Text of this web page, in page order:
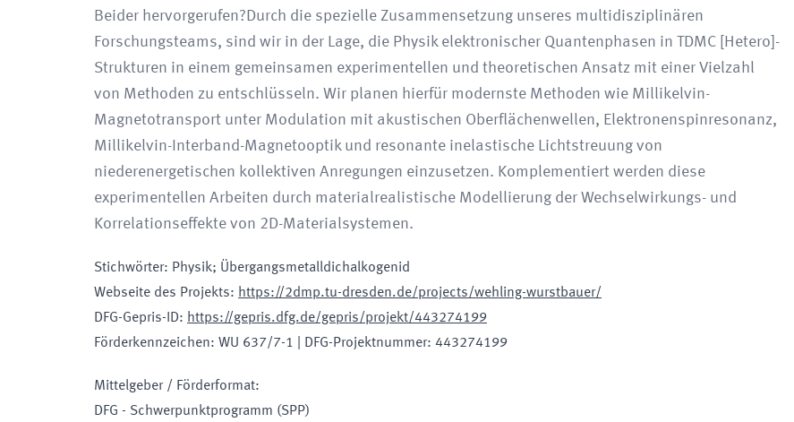
Beider hervorgerufen?Durch die spezielle Zusammensetzung unseres multidisziplinären
Forschungsteams, sind wir in der Lage, die Physik elektronischer Quantenphasen in TDMC [Hetero]-
Strukturen in einem gemeinsamen experimentellen und theoretischen Ansatz mit einer Vielzahl
von Methoden zu entschlüsseln. Wir planen hierfür modernste Methoden wie Millikelvin-
Magnetotransport unter Modulation mit akustischen Oberflächenwellen, Elektronenspinresonanz,
Millikelvin-Interband-Magnetooptik und resonante inelastische Lichtstreuung von
niederenergetischen kollektiven Anregungen einzusetzen. Komplementiert werden diese
experimentellen Arbeiten durch materialrealistische Modellierung der Wechselwirkungs- und
Korrelationseffekte von 2D-Materialsystemen.
Stichwörter: Physik; Übergangsmetalldichalkogenid
Webseite des Projekts: https://2dmp.tu-dresden.de/projects/wehling-wurstbauer/
DFG-Gepris-ID: https://gepris.dfg.de/gepris/projekt/443274199
Förderkennzeichen: WU 637/7-1 DFG-Projektnummer: 443274199
Mittelgeber / Förderformat:
DFG - Schwerpunktprogramm (SPP)